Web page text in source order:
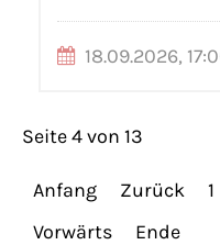
18.09.2026,
Seite 4 von 13
Anfang Zurück 1
Vorwärts
Ende